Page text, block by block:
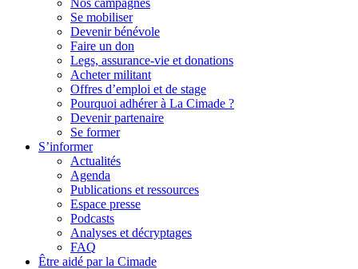
Nos campagnes
Se mobiliser
Devenir bénévole
Faire un don
Legs, assurance-vie et donations
Acheter militant
Offres d’emploi et de stage
Pourquoi adhérer à La Cimade ?
Devenir partenaire
Se former
S’informer
Actualités
Agenda
Publications et ressources
Espace presse
Podcasts
Analyses et décryptages
FAQ
Être aidé par la Cimade